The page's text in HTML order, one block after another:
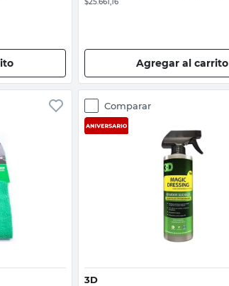
Agregar al carrito
Comparar
Vista rápida
3D